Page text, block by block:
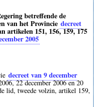
betreffende de
van het Provincie decreet
artikelen 151, 156, 159, 175
2005
decreet van 9 december
22 december 2006 en 20
lid, tweede volzin, artikel 159,